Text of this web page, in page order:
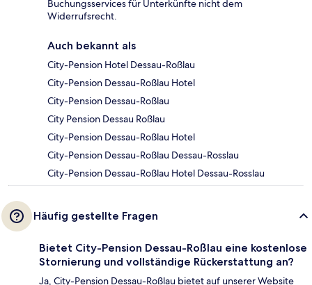
Buchungsservices für Unterkünfte nicht dem
Widerrufsrecht.
Auch bekannt als
City-Pension Hotel Dessau-Roßlau
City-Pension Dessau-Roßlau Hotel
City-Pension Dessau-Roßlau
City Pension Dessau Roßlau
City-Pension Dessau-Roßlau Hotel
City-Pension Dessau-Roßlau Dessau-Rosslau
City-Pension Dessau-Roßlau Hotel Dessau-Rosslau
Häufig gestellte Fragen
Bietet City-Pension Dessau-Roßlau eine kostenlose
Stornierung und vollständige Rückerstattung an?
Ja, City-Pension Dessau-Roßlau bietet auf unserer Website